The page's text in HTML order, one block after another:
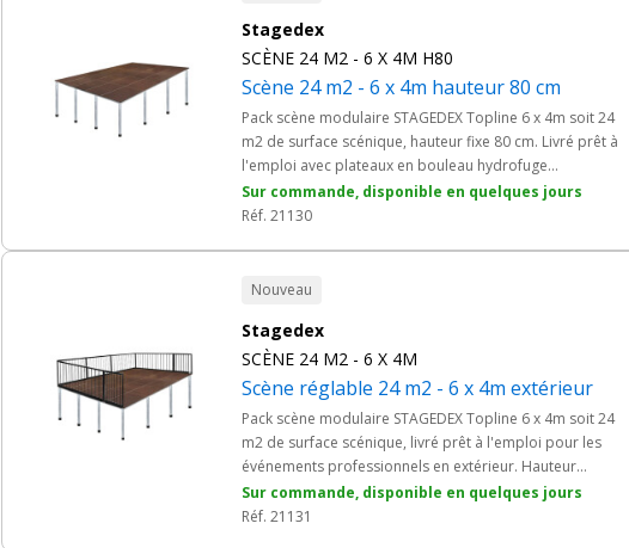
techniques de collectivités.
Stagedex
SCÈNE 24 M2 - 6 X 4M H80
Scène 24 m2 - 6 x 4m hauteur 80 cm
Pack scène modulaire STAGEDEX Topline 6 x 4m soit 24
m2 de surface scénique, hauteur fixe 80 cm. Livré prêt à
l'emploi avec plateaux en bouleau hydrofuge
antidérapant 750 Kg/m2 et pieds adaptés. Solution
professionnelle conforme aux normes ERP pour
événementielles. Plateforme stable et rapide à monter
techniques de collectivités.
Sur commande, disponible en quelques jours
Réf. 21130
Nouveau
Stagedex
SCÈNE 24 M2 - 6 X 4M
Scène réglable 24 m2 - 6 x 4m extérieur
Pack scène modulaire STAGEDEX Topline 6 x 4m soit 24
m2 de surface scénique, livré prêt à l'emploi pour les
événements professionnels en extérieur. Hauteur
réglable de 100 à 140 cm grâce aux pieds télescopiques
à réglage millimétrique, adaptée aux terrains irréguliers.
Sur commande, disponible en quelques jours
Réf. 21131